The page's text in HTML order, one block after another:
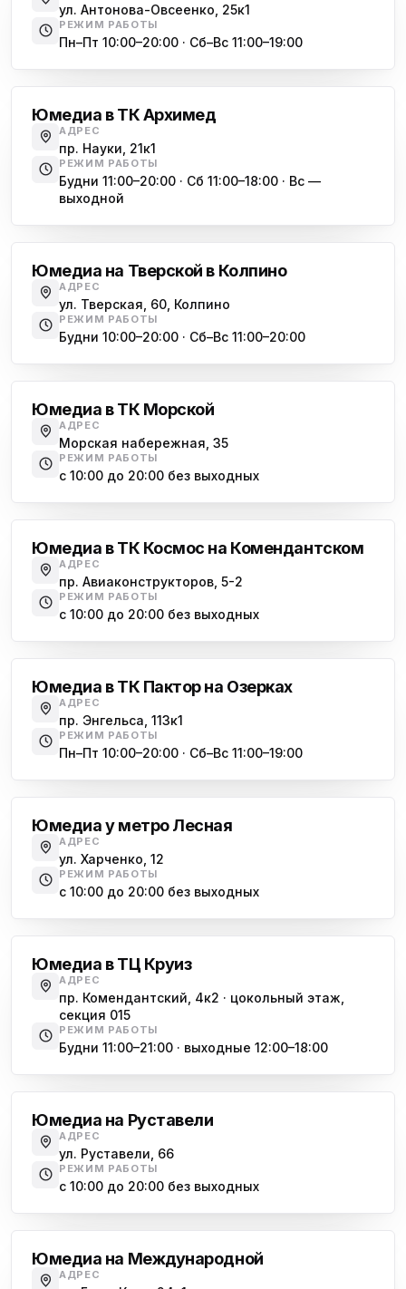
ю
Юмедиа в Купчино
ул. Будапештская, 87-3
Юмедиа Сервис в Колпино
ю
Юмедиа во Всеволожске
пр. Христиновский 28, Всеволожск
ул. Антонова-Овсеенко, 25к1
РЕЖИМ РАБОТЫ
Пн–Пт 10:00–20:00 · Сб–Вс 11:00–19:00
Юмедиа в ТК Архимед
АДРЕС
пр. Науки, 21к1
РЕЖИМ РАБОТЫ
Будни 11:00–20:00 · Сб 11:00–18:00 · Вс —
выходной
Юмедиа на Тверской в Колпино
АДРЕС
ул. Тверская, 60, Колпино
РЕЖИМ РАБОТЫ
Будни 10:00–20:00 · Сб–Вс 11:00–20:00
Юмедиа в ТК Морской
АДРЕС
Морская набережная, 35
РЕЖИМ РАБОТЫ
с 10:00 до 20:00 без выходных
Юмедиа в ТК Космос на Комендантском
АДРЕС
пр. Авиаконструкторов, 5-2
РЕЖИМ РАБОТЫ
с 10:00 до 20:00 без выходных
Юмедиа в ТК Пактор на Озерках
АДРЕС
пр. Энгельса, 113к1
РЕЖИМ РАБОТЫ
Пн–Пт 10:00–20:00 · Сб–Вс 11:00–19:00
Юмедиа у метро Лесная
АДРЕС
ул. Харченко, 12
РЕЖИМ РАБОТЫ
с 10:00 до 20:00 без выходных
Юмедиа в ТЦ Круиз
АДРЕС
пр. Комендантский, 4к2 · цокольный этаж,
секция 015
РЕЖИМ РАБОТЫ
Будни 11:00–21:00 · выходные 12:00–18:00
Юмедиа на Руставели
АДРЕС
ул. Руставели, 66
РЕЖИМ РАБОТЫ
с 10:00 до 20:00 без выходных
Юмедиа на Международной
АДРЕС